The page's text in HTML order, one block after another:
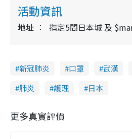
活動資訊
地址 指定5間日本城 及
新冠肺炎 口罩 武漢
肺炎
護理 日本
更多真實評價